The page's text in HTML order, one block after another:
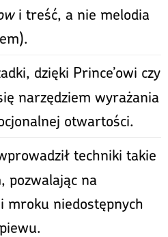
i treść, a nie melodia
dzięki Prince’owi czy
narzędziem wyrażania
otwartości.
techniki takie
pozwalając na
mroku niedostępnych